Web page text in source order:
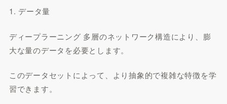
1. データ量
ディープラーニング 多層のネットワーク構造により、膨
大な量のデータを必要とします。
このデータセットによって、より抽象的で複雑な特徴を学
習できます。